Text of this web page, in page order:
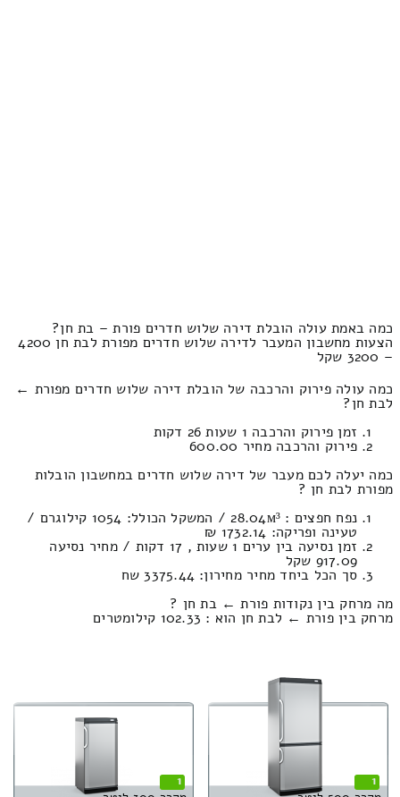
כמה באמת עולה הובלת דירה שלוש חדרים פורת – בת חן?
הצעות מחשבון המעבר לדירה שלוש חדרים מפורת לבת חן 4200
– 3200 שקל
כמה עולה פירוק והרכבה של הובלת דירה שלוש חדרים מפורת ←
לבת חן?
זמן פירוק והרכבה 1 שעות 26 דקות
פירוק והרכבה מחיר 600.00
כמה יעלה לכם מעבר של דירה שלוש חדרים במחשבון הובלות
מפורת לבת חן ?
נפח חפצים : 28.04м³ / המשקל הכולל: 1054 קילוגרם /
טעינה ופריקה: 1732.14 ₪
זמן נסיעה בין ערים 1 שעות , 17 דקות / מחיר נסיעה
917.09 שקל
סך הכל ביחד מחיר מחירון: 3375.44 שח
מה מרחק בין נקודות פורת ← בת חן ?
מרחק בין פורת ← לבת חן הוא : 102.33 קילומטרים
1
1